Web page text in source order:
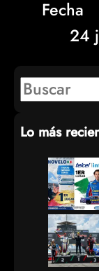
Fecha
24
S
a
Lo más